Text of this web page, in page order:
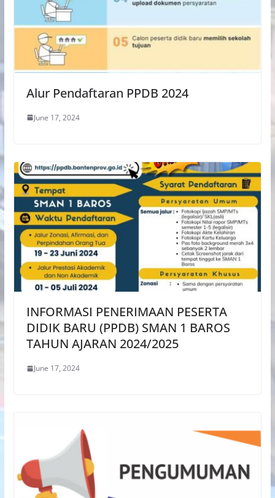
Alur Pendaftaran PPDB 2024
June 17, 2024
INFORMASI PENERIMAAN PESERTA
DIDIK BARU (PPDB) SMAN 1 BAROS
TAHUN AJARAN 2024/2025
June 17, 2024